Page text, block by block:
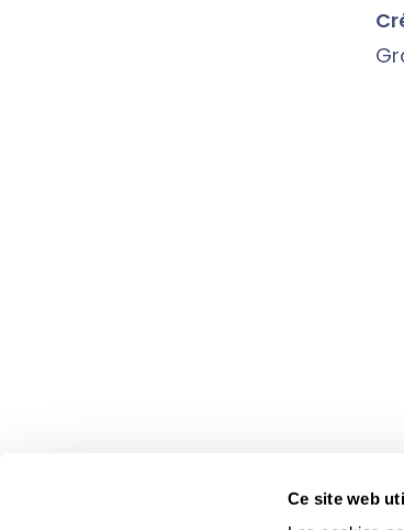
Ce site web